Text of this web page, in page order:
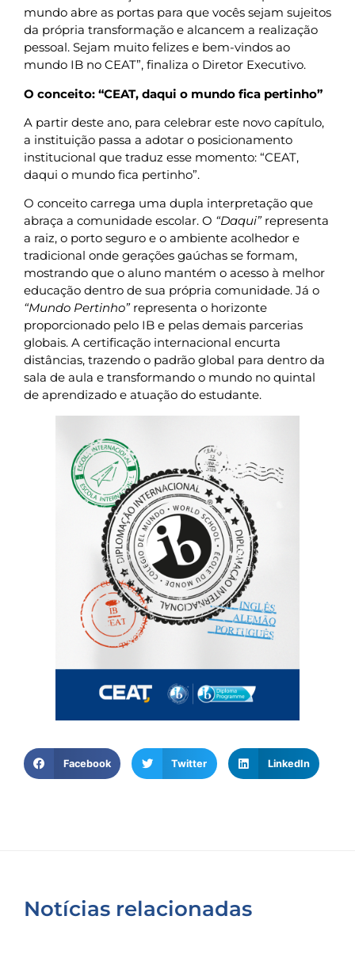
mundo abre as portas para que vocês sejam sujeitos
da própria transformação e alcancem a realização
pessoal. Sejam muito felizes e bem-vindos ao
mundo IB no CEAT”, finaliza o Diretor Executivo.
O conceito: “CEAT, daqui o mundo fica pertinho”
A partir deste ano, para celebrar este novo capítulo,
a instituição passa a adotar o posicionamento
institucional que traduz esse momento: “CEAT,
daqui o mundo fica pertinho”.
O conceito carrega uma dupla interpretação que
abraça a comunidade escolar. O “Daqui”representa
a raiz, o porto seguro e o ambiente acolhedor e
tradicional onde gerações gaúchas se formam,
mostrando que o aluno mantém o acesso à melhor
educação dentro de sua própria comunidade. Já o
“Mundo Pertinho”representa o horizonte
proporcionado pelo IB e pelas demais parcerias
globais. A certificação internacional encurta
distâncias, trazendo o padrão global para dentro da
sala de aula e transformando o mundo no quintal
de aprendizado e atuação do estudante.
Facebook Twitter LinkedIn
Notícias relacionadas